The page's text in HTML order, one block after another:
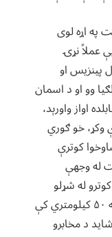
په اړه لوی
چې په ۱۹۶۴ کال یې عملاً نړۍ
پینزیس او
وو او د اسمان
اواز واورېد،
خو ګوري
کوترې
له وجهې
له شړلو
وروسته هم شور ورک نه شو. دوی ته په ۵۰ کیلومتري کې
د مخابرو